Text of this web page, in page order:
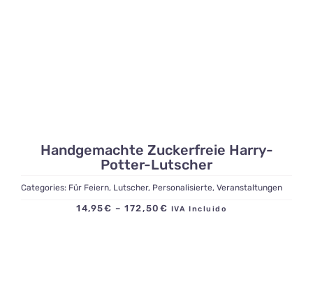
Handgemachte Zuckerfreie Harry-
Potter-Lutscher
Categories: Für Feiern, Lutscher, Personalisierte, Veranstaltungen
14,95€ –172,50 € Preisspanne:
IVA Incluido